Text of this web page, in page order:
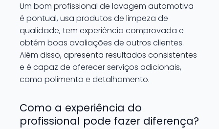
Um bom profissional de lavagem automotiva
é pontual, usa produtos de limpeza de
qualidade, tem experiência comprovada e
obtém boas avaliações de outros clientes.
Além disso, apresenta resultados consistentes
e é capaz de oferecer serviços adicionais,
como polimento e detalhamento.
Como a experiência do
profissional pode fazer diferença?